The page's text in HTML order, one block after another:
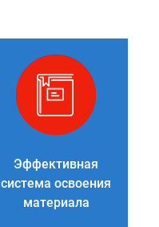
Эффективная
система освоения
материала